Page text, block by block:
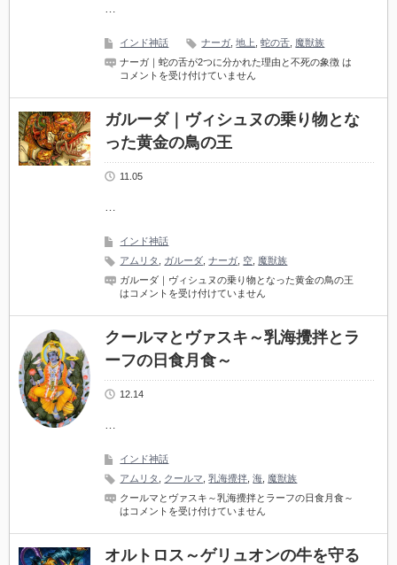
…
インド神話 ナーガ ,地上 ,蛇の舌 魔獣族
ナーガ｜蛇の舌が2つに分かれた理由と不死の象徴 は
コメントを受け付けていません
ガルーダ｜ヴィシュヌの乗り物とな
った黄金の鳥の王
11.05
…
インド神話
アムリタ
ガルーダ ,ナーガ 空 魔獣族
ガルーダ｜ヴィシュヌの乗り物となった黄金の鳥の王
は コメントを受け付けていません
クールマとヴァスキ～乳海攪拌とラ
ーフの日食月食～
12.14
…
インド神話
アムリタ
クールマ ,乳海攪拌 ,海 魔獣族
クールマとヴァスキ～乳海攪拌とラーフの日食月食～
は コメントを受け付けていません
オルトロス～ゲリュオンの牛を守る